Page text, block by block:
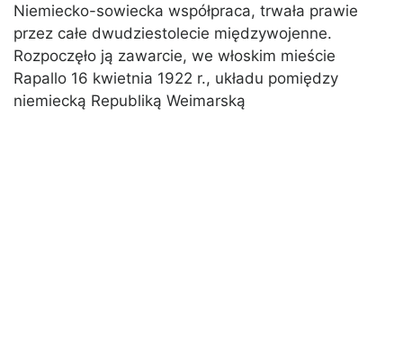
Niemiecko-sowiecka współpraca, trwała prawie
przez całe dwudziestolecie międzywojenne.
Rozpoczęło ją zawarcie, we włoskim mieście
Rapallo 16 kwietnia 1922 r., układu pomiędzy
niemiecką Republiką Weimarską